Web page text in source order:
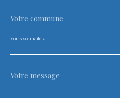
Votre commune
-
Vous souhaitez
Votre message